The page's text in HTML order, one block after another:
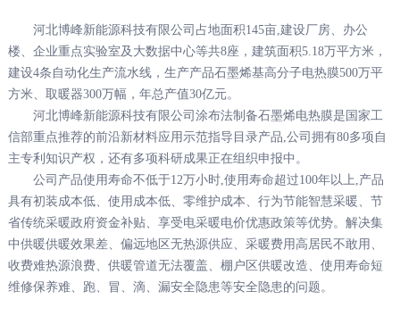
河北博峰新能源科技有限公司占地面积145亩,建设厂房、办公
楼、企业重点实验室及大数据中心等共8座，建筑面积5.18万平方米，
建设4条自动化生产流水线，生产产品石墨烯基高分子电热膜500万平
方米、取暖器300万幅，年总产值30亿元。
河北博峰新能源科技有限公司涂布法制备石墨烯电热膜是国家工
信部重点推荐的前沿新材料应用示范指导目录产品,公司拥有80多项自
主专利知识产权，还有多项科研成果正在组织申报中。
公司产品使用寿命不低于12万小时,使用寿命超过100年以上,产品
具有初装成本低、使用成本低、零维护成本、行为节能智慧采暖、节
省传统采暖政府资金补贴、享受电采暖电价优惠政策等优势。解决集
中供暖供暖效果差、偏远地区无热源供应、采暖费用高居民不敢用、
收费难热源浪费、供暖管道无法覆盖、棚户区供暖改造、使用寿命短
维修保养难、跑、冒、滴、漏安全隐患等安全隐患的问题。